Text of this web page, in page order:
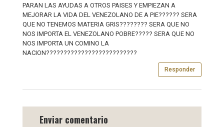
PARAN LAS AYUDAS A OTROS PAISES Y EMPIEZAN A
MEJORAR LA VIDA DEL VENEZOLANO DE A PIE?????? SERA
QUE NO TENEMOS MATERIA GRIS???????? SERA QUE NO
NOS IMPORTA EL VENEZOLANO POBRE????? SERA QUE NO
NOS IMPORTA UN COMINO LA
NACION??????????????????????????
Responder
Enviar comentario